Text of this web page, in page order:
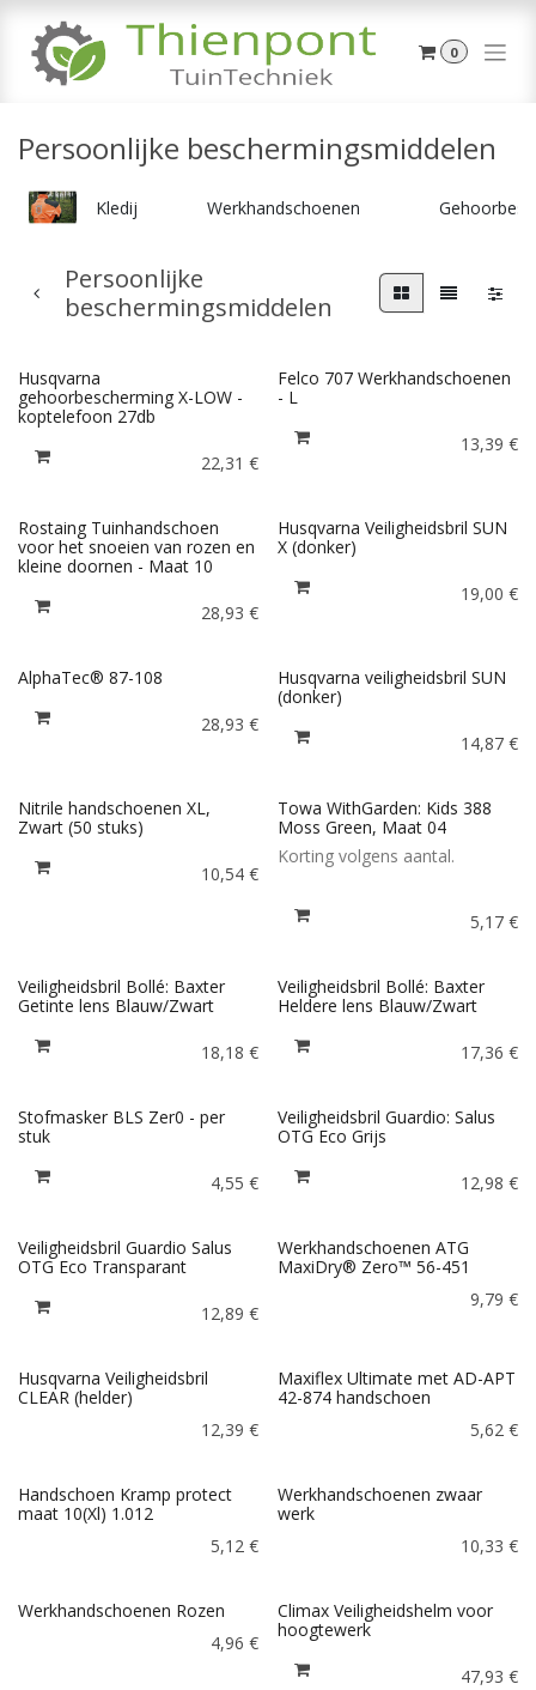
0
Persoonlijke beschermingsmiddelen
Kledij Werkhandschoenen
Persoonlijke
beschermingsmiddelen
Husqvarna
gehoorbescherming X-LOW -
koptelefoon 27db
22,31 €
Felco 707 Werkhandschoenen
- L
13,39 €
Rostaing Tuinhandschoen
voor het snoeien van rozen en
kleine doornen - Maat 10
28,93 €
Husqvarna Veiligheidsbril SUN
X (donker)
19,00 €
AlphaTec® 87-108
28,93 €
Husqvarna veiligheidsbril SUN
(donker)
14,87€
Nitrile handschoenen XL,
Zwart (50 stuks)
10,54€
Towa WithGarden: Kids 388
Moss Green, Maat 04
Korting volgens aantal.
5,17€
Veiligheidsbril Bollé: Baxter
Getinte lens Blauw/Zwart
18,18 €
Veiligheidsbril Bollé: Baxter
Heldere lens Blauw/Zwart
17,36 €
Stofmasker BLS Zer0 - per
stuk
4,55 €
Veiligheidsbril Guardio: Salus
OTG Eco Grijs
12,98 €
Veiligheidsbril Guardio Salus
OTG Eco Transparant
12,89 €
Werkhandschoenen ATG
MaxiDry® Zero™ 56-451
9,79 €
Husqvarna Veiligheidsbril
CLEAR (helder)
12,39 €
Maxiflex Ultimate met AD-APT
42-874 handschoen
5,62 €
Handschoen Kramp protect
maat 10(Xl) 1.012
5,12 €
Werkhandschoenen zwaar
werk
10,33 €
Werkhandschoenen Rozen
4,96 €
Climax Veiligheidshelm voor
hoogtewerk
47,93 €